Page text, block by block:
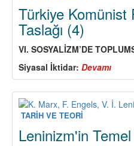
Türkiye Komünist
Taslağı (4)
VI. SOSYALİZM’DE
Siyasal İktidar: Devamı
(4)
TARİH VE TEORİ
Leninizm'in